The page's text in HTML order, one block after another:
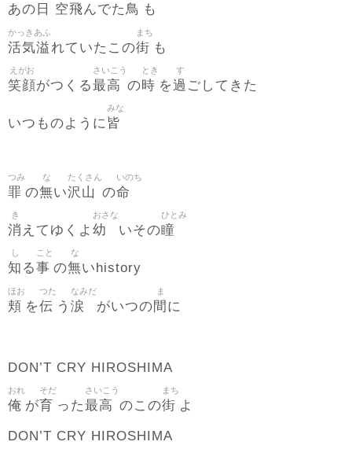
あの 日 空飛んでた鳥 も
活気溢
かっきあふ
れていたこの街
まち
も
笑顔
えがお
がつくる最高
さいこう
の時
とき
を過
す
ごしてきた
いつものように皆
みな
罪
つみ
の無
な
い沢山
たくさん
の命
いのち
消
き
えてゆくよ 幼
おさな
いその瞳
ひとみ
知
し
る事
こと
の無
な
いhistory
頬
ほお
を伝
つた
う 涙
なみだ
がいつの間
ま
に
DON’T CRY HIROSHIMA
俺
おれ
が育
そだ
った最高
さいこう
のこの街
まち
よ
DON’T CRY HIROSHIMA